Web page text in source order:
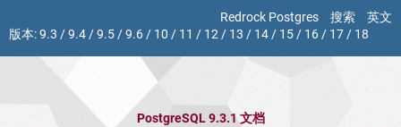
Redrock Postgres 搜索
英文
版本:9.3 /9.4/9.5/9.6/ 10 / 11 / 12/ 13 / 14/ 15/ 16/ 17/ 18
PostgreSQL 9.3.1 文档